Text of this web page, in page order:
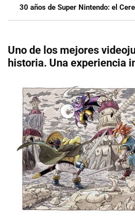
30 años de Super Nintendo: el
Uno de los mejores
historia. Una experiencia